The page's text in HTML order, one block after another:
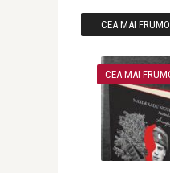
CEA MAI
CEA MAI